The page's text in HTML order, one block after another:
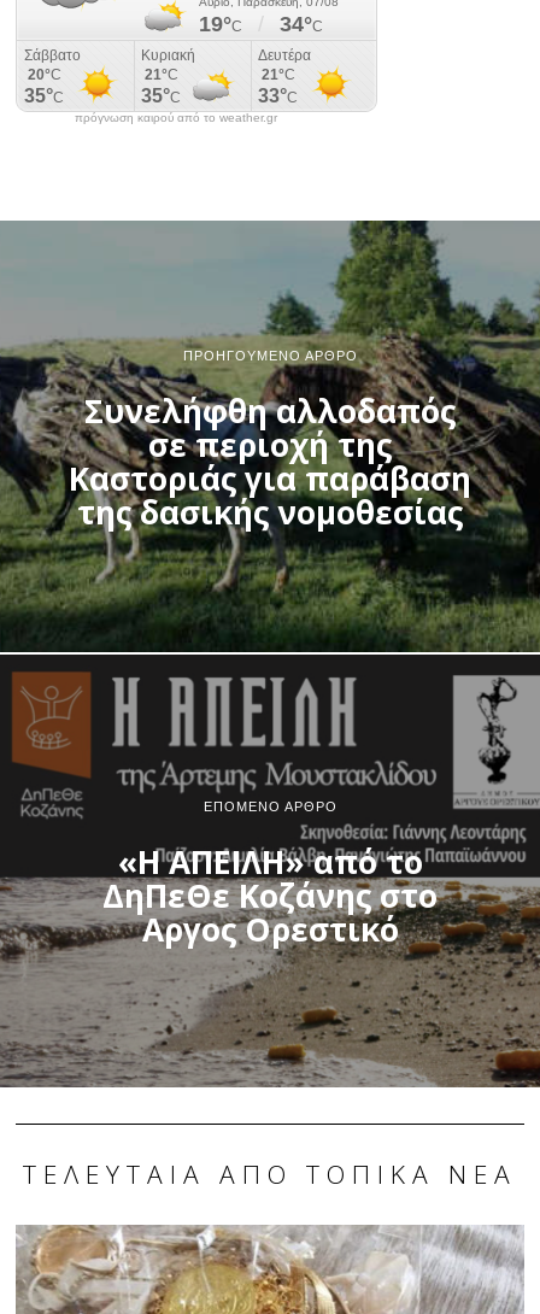
πρόγνωση καιρού από το weather.gr
ΠΡΟΗΓΟΎΜΕΝΟ ΆΡΘΡΟ
Συνελήφθη αλλοδαπός
σε περιοχή της
Καστοριάς για παράβαση
της δασικής νομοθεσίας
ΕΠΌΜΕΝΟ ΆΡΘΡΟ
«Η ΑΠΕΙΛΗ» από το
ΔηΠεΘε Κοζάνης στο
Αργος Ορεστικό
ΤΕΛΕΥΤΑΊΑ ΑΠΌ ΤΟΠΙΚΆ ΝΈΑ